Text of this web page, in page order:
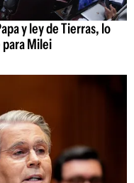
y ley de Tierras, lo
para Milei